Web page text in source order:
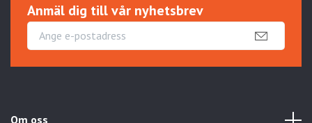
Anmäl dig till vår nyhetsbrev
Om oss